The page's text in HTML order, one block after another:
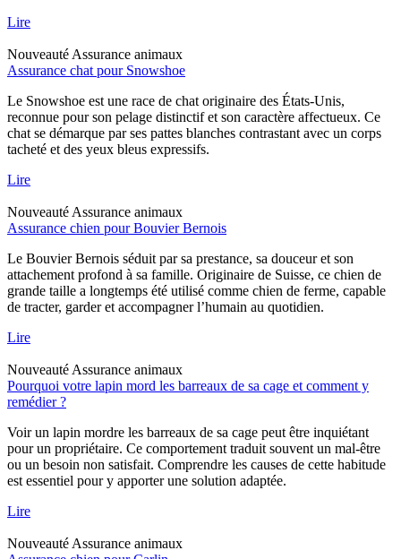
Lire
Nouveauté Assurance animaux
Assurance chat pour Snowshoe
Le Snowshoe est une race de chat originaire des États-Unis,
reconnue pour son pelage distinctif et son caractère affectueux. Ce
chat se démarque par ses pattes blanches contrastant avec un corps
tacheté et des yeux bleus expressifs.
Lire
Nouveauté Assurance animaux
Assurance chien pour Bouvier Bernois
Le Bouvier Bernois séduit par sa prestance, sa douceur et son
attachement profond à sa famille. Originaire de Suisse, ce chien de
grande taille a longtemps été utilisé comme chien de ferme, capable
de tracter, garder et accompagner l’humain au quotidien.
Lire
Nouveauté Assurance animaux
Pourquoi votre lapin mord les barreaux de sa cage et comment y
remédier ?
Voir un lapin mordre les barreaux de sa cage peut être inquiétant
pour un propriétaire. Ce comportement traduit souvent un mal-être
ou un besoin non satisfait. Comprendre les causes de cette habitude
est essentiel pour y apporter une solution adaptée.
Lire
Nouveauté Assurance animaux